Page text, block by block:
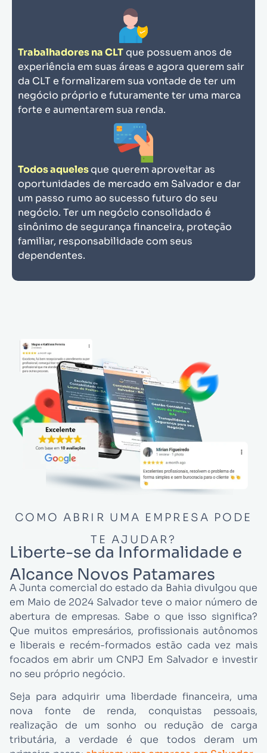
Trabalhadores na CLTque possuem anos de
experiência em suas áreas e agora querem sair
da CLT e formalizarem sua vontade de ter um
negócio próprio e futuramente ter uma marca
forte e aumentarem sua renda.
Todos aquelesque querem aproveitar as
oportunidades de mercado em Salvador e dar
um passo rumo ao sucesso futuro do seu
negócio. Ter um negócio consolidado é
sinônimo de segurança financeira, proteção
familiar, responsabilidade com seus
dependentes.
COMO ABRIR UMA EMPRESA PODE
TE AJUDAR?
Liberte-se da Informalidade e
Alcance Novos Patamares
A Junta comercial do estado da Bahia divulgou que
em Maio de 2024 Salvador teve o maior número de
abertura de empresas. Sabe o que isso significa?
Que muitos empresários, profissionais autônomos
e liberais e recém-formados estão cada vez mais
focados em abrir um CNPJ Em Salvador e investir
no seu próprio negócio.
Seja para adquirir uma liberdade financeira, uma
nova fonte de renda, conquistas pessoais,
realização de um sonho ou redução de carga
tributária, a verdade é que todos deram um